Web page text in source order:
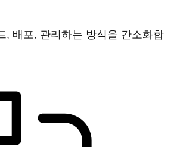
, 배포, 관리하는 방식을 간소화합